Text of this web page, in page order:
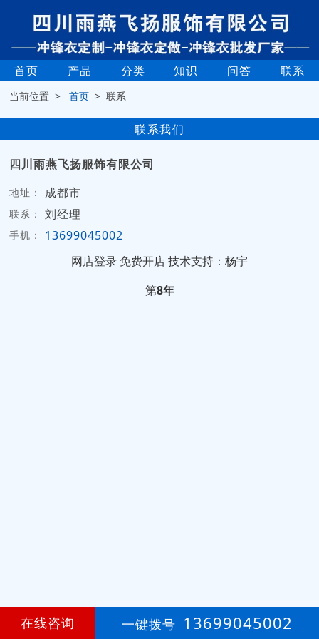
首页 产品 分类 知识 问答 联系
当前位置 >首页 > 联系
联系我们
四川雨燕飞扬服饰有限公司
地址： 成都市
联系： 刘经理
手机：
13699045002
网店登录 免费开店技术支持：杨宇
第8年
在线咨询 一键拨号 13699045002